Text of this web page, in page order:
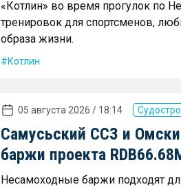
«Котлин» во время прогулок по
тренировок для спортсменов,
образа жизни.
Котлин
05 августа 2026 / 18:14
Самусьский ССЗ и
баржи проекта
Несамоходные баржи подходят